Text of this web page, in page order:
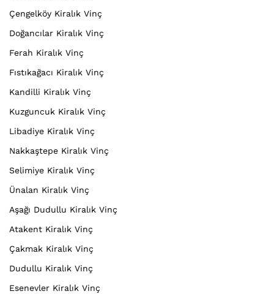
Çengelköy Kiralık Vinç
Doğancılar Kiralık Vinç
Ferah Kiralık Vinç
Fıstıkağacı Kiralık Vinç
Kandilli Kiralık Vinç
Kuzguncuk Kiralık Vinç
Libadiye Kiralık Vinç
Nakkaştepe Kiralık Vinç
Selimiye Kiralık Vinç
Ünalan Kiralık Vinç
Aşağı Dudullu Kiralık Vinç
Atakent Kiralık Vinç
Çakmak Kiralık Vinç
Dudullu Kiralık Vinç
Esenevler Kiralık Vinç